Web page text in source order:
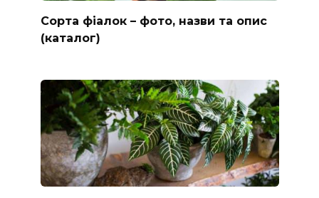
Сорта фіалок – фото, назви та опис
(каталог)